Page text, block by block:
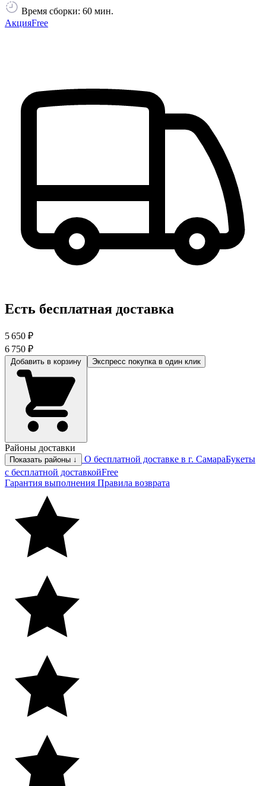
Время сборки: 60 мин.
АкцияFree
Есть бесплатная доставка
5 650 ₽
6 750 ₽
Экспресс покупка в один клик
Районы доставки
Показать районы ↓ О бесплатной доставке в г. СамараБукеты
с бесплатной доставкойFree
Гарантия выполнения Правила возврата